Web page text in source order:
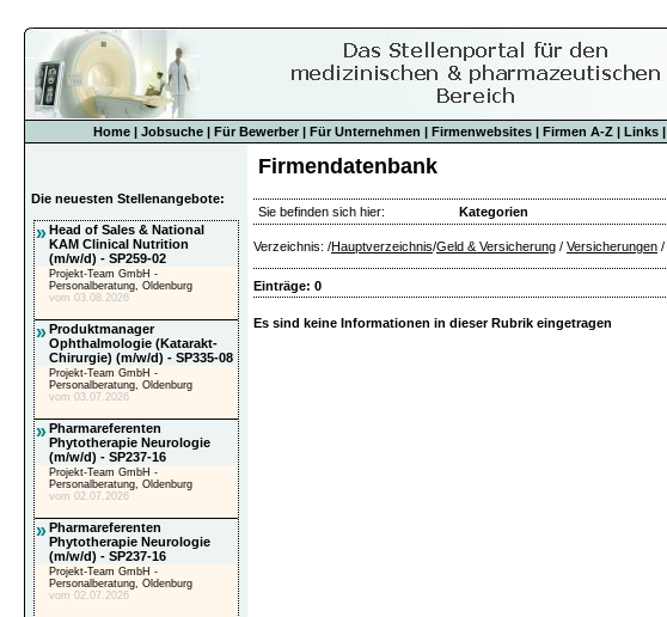
Home| Jobsuche| Für Bewerber| Für Unternehmen | Firmenwebsites| Firmen A-Z| Links|
Die neuesten Stellenangebote:
»Head of Sales & National
KAM Clinical Nutrition
(m/w/d) - SP259-02
Projekt-Team GmbH -
Personalberatung, Oldenburg
vom 03.08.2026
»Produktmanager
Ophthalmologie (Katarakt-
Chirurgie) (m/w/d) - SP335-08
Projekt-Team GmbH -
Personalberatung, Oldenburg
vom 03.07.2026
»Pharmareferenten
Phytotherapie Neurologie
(m/w/d) - SP237-16
Projekt-Team GmbH -
Personalberatung, Oldenburg
vom 02.07.2026
»Pharmareferenten
Phytotherapie Neurologie
(m/w/d) - SP237-16
Projekt-Team GmbH -
Personalberatung, Oldenburg
vom 02.07.2026
Firmendatenbank
Sie befinden sich hier: Kategorien
Verzeichnis: /Hauptverzeichnis/Geld & Versicherung / Versicherungen /
Einträge: 0
Es sind keine Informationen in dieser Rubrik eingetragen